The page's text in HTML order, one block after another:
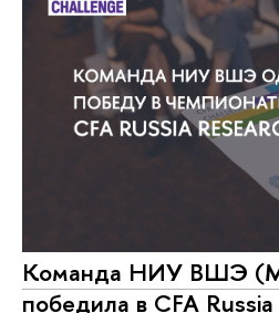
Команда НИУ ВШЭ
победила в CFA